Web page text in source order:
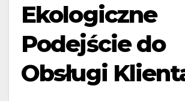
Ekologiczne
Podejście do
Obsługi